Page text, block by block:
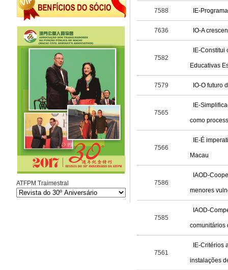
ATFPM Traimestral
7588 IE-
7636 IO-A
7582
IE-
Educativas
7579 IO-O futuro
7565
IE-
como
7566
IE-É
Macau
7586
IAOD-
menores
7585
IAOD-
comunitários
7561
IE-Critérios
instalações